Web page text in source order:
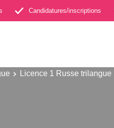
Candidatures/inscriptions
Licence 1 Russe trilangue